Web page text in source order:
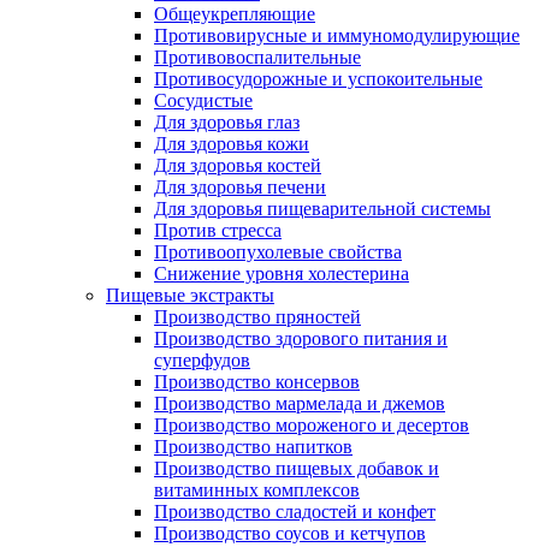
Общеукрепляющие
Противовирусные и иммуномодулирующие
Противовоспалительные
Противосудорожные и успокоительные
Сосудистые
Для здоровья глаз
Для здоровья кожи
Для здоровья костей
Для здоровья печени
Для здоровья пищеварительной системы
Против стресса
Противоопухолевые свойства
Снижение уровня холестерина
Пищевые экстракты
Производство пряностей
Производство здорового питания и
суперфудов
Производство консервов
Производство мармелада и джемов
Производство мороженого и десертов
Производство напитков
Производство пищевых добавок и
витаминных комплексов
Производство сладостей и конфет
Производство соусов и кетчупов